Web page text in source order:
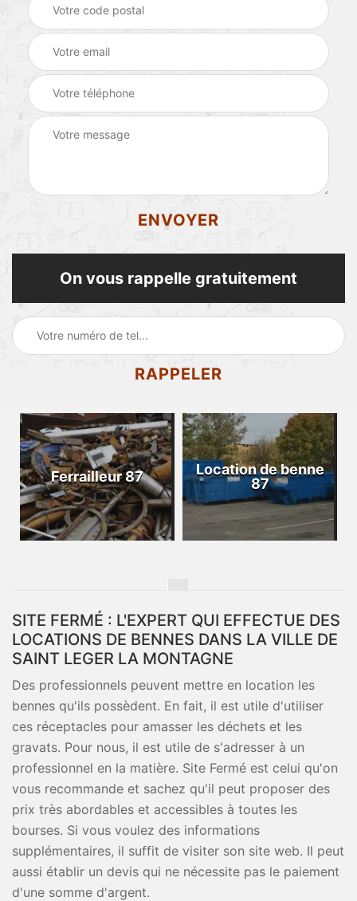
On vous rappelle gratuitement
Ferrailleur 87
Location de benne
87
SITE FERMÉ : L'EXPERT QUI EFFECTUE DES
LOCATIONS DE BENNES DANS LA VILLE DE
SAINT LEGER LA MONTAGNE
Des professionnels peuvent mettre en location les
bennes qu'ils possèdent. En fait, il est utile d'utiliser
ces réceptacles pour amasser les déchets et les
gravats. Pour nous, il est utile de s'adresser à un
professionnel en la matière. Site Fermé est celui qu'on
vous recommande et sachez qu'il peut proposer des
prix très abordables et accessibles à toutes les
bourses. Si vous voulez des informations
supplémentaires, il suffit de visiter son site web. Il peut
aussi établir un devis qui ne nécessite pas le paiement
d'une somme d'argent.